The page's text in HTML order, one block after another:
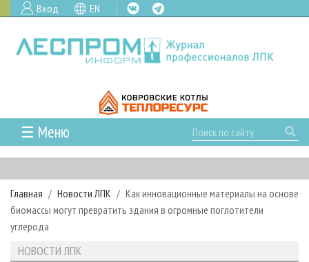
Вход EN
☰ Меню
ГЛАВНАЯ
РУБРИКИ И ТЕМЫ
РУБРИКИ ЖУРНАЛА
ЛЕСНОЕ ХОЗЯЙСТВО
ЛЕСОЗАГОТОВКА
НОВОСТИ
КАЛЕНДАРЬ СОБЫТИЙ
НОВОСТИ ЛПК
ПРОЕКТЫ ЛПИ
АНАЛИТИКА
АРХИВ
Главная Новости ЛПК
Как инновационные материалы на основе
биомассы могут превратить здания в огромные поглотители
углерода
НОВОСТИ ЛПК